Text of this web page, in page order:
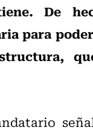
De
para